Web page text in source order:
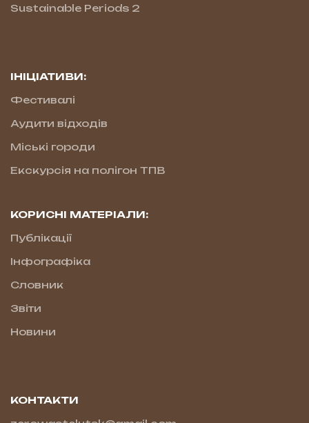
Sustainable Periods 2
ІНІЦІАТИВИ:
Фестивалі
Аудити відходів
Міські городи
Екскурсія на полігон ТПВ
КОРИСНІ МАТЕРІАЛИ:
Публікації
Інфографіка
Словник
Звіти
Новини
КОНТАКТИ